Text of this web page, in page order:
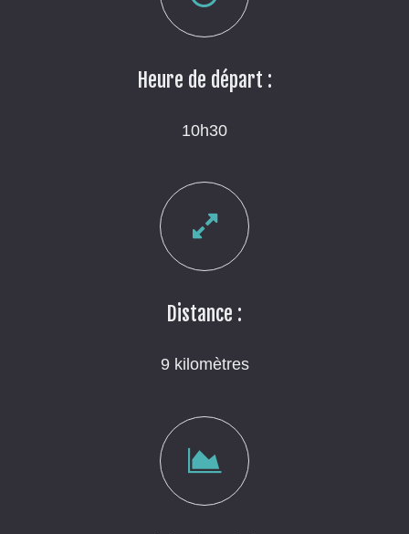
Heure de départ :
10h30
Distance :
9 kilomètres